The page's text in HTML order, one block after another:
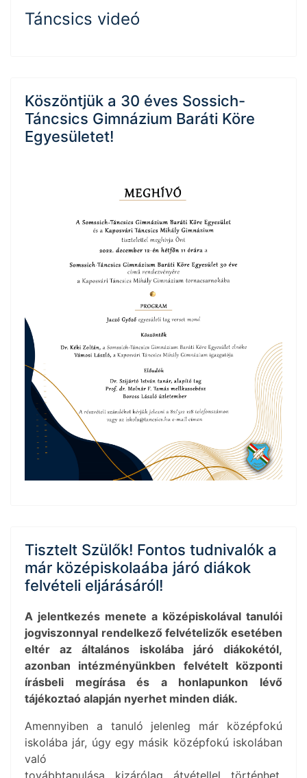
Táncsics videó
Köszöntjük a 30 éves Sossich-
Táncsics Gimnázium Baráti Köre
Egyesületet!
Tisztelt Szülők! Fontos tudnivalók a
már középiskolaába járó diákok
felvételi eljárásáról!
A jelentkezés menete a középiskolával tanulói
jogviszonnyal rendelkező felvételizők esetében
eltéraz általános iskolába járó diákokétól,
azonban intézményünkben felvételt központi
írásbeli megírása és a honlapunkon lévő
tájékoztaó alapján nyerhet minden diák.
Amennyiben a tanuló jelenleg már középfokú
iskolába jár, úgy egy másik középfokú iskolában
való